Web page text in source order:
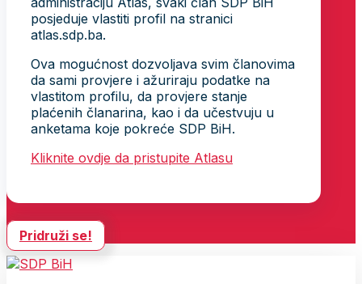
posjeduje vlastiti profil na stranici
atlas.sdp.ba.
Ova mogućnost dozvoljava svim članovima
da sami provjere i ažuriraju podatke na
vlastitom profilu, da provjere stanje
plaćenih članarina, kao i da učestvuju u
anketama koje pokreće SDP BiH.
Kliknite ovdje da pristupite Atlasu
Pridruži se!